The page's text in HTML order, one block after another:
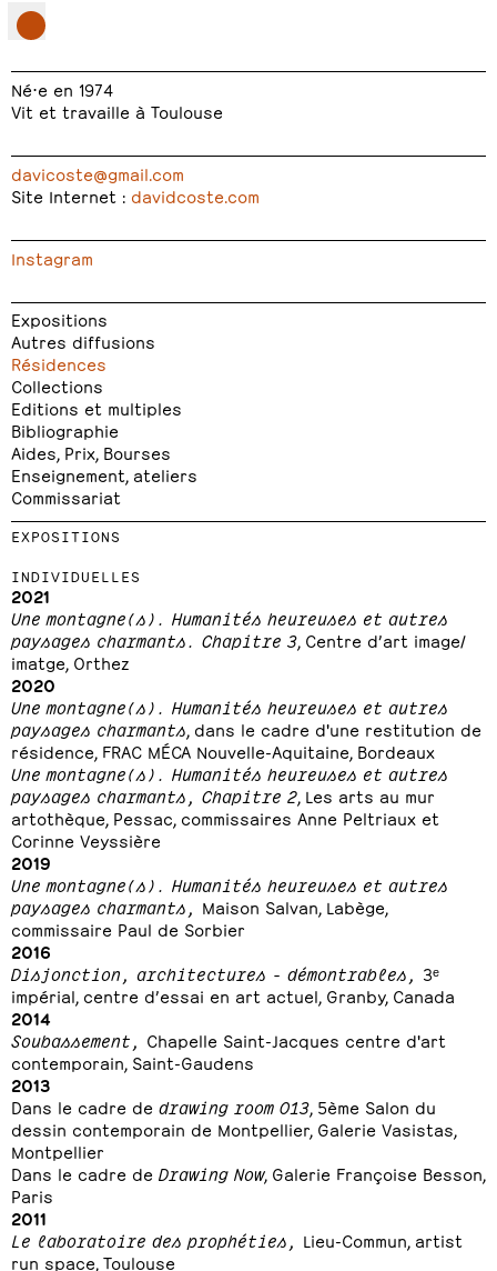
Né⋅e en 1974
Vit et travaille à Toulouse
davicoste@gmail.com
Site Internet : davidcoste.com
Instagram
Expositions
Autres diffusions
Résidences
Collections
Editions et multiples
Bibliographie
Aides, Prix, Bourses
Enseignement, ateliers
Commissariat
EXPOSITIONS
INDIVIDUELLES
2021
Une montagne(s). Humanités heureuses et autres
paysages charmants.
Chapitre 3 , Centre d’art image/
imatge, Orthez
2020
Une montagne(s). Humanités heureuses et autres
paysages charmants , dans le cadre d'une restitution de
résidence, FRAC MÉCA Nouvelle-Aquitaine, Bordeaux
Une montagne(s). Humanités heureuses et autres
paysages charmants, Chapitre 2 , Les arts au mur
artothèque, Pessac, commissaires Anne Peltriaux et
Corinne Veyssière
2019
Une montagne(s). Humanités heureuses et autres
paysages charmants,
Maison Salvan, Labège,
commissaire Paul de Sorbier
2016
Disjonction, architectures - démontrables,
3ᵉ
impérial, centre d’essai en art actuel, Granby, Canada
2014
Soubassement,
Chapelle Saint-Jacques centre d'art
contemporain, Saint-Gaudens
2013
Dans le cadre de drawing room 013 , 5ème Salon du
dessin contemporain de Montpellier, Galerie Vasistas,
Montpellier
Dans le cadre de Drawing Now, Galerie Françoise Besson,
Paris
2011
Le laboratoire des prophéties,
Lieu-Commun, artist
run space, Toulouse